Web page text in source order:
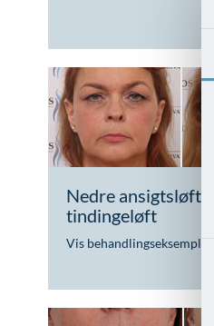
Nedre ansigtsløft
tindingeløft
Vis behandlingseksempler